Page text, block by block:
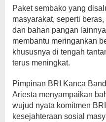
Paket sembako yang
masyarakat, seperti
dan bahan pangan
membantu meringankan
khususnya di tengah
terus meningkat.
Pimpinan BRI Kanca
Ariesta menyampaikan
wujud nyata komitmen
kesejahteraan sosial